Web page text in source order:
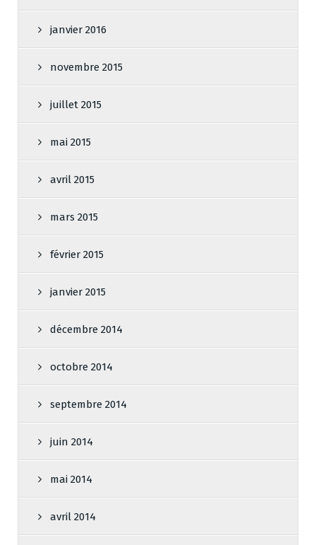
janvier 2016
novembre 2015
juillet 2015
mai 2015
avril 2015
mars 2015
février 2015
janvier 2015
décembre 2014
octobre 2014
septembre 2014
juin 2014
mai 2014
avril 2014